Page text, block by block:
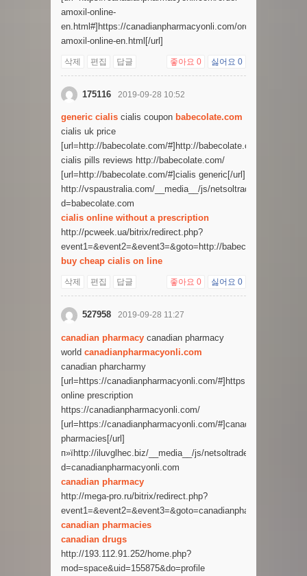
amoxil-online-
en.html#]https://canadianpharmacyonli.com/order-
amoxil-online-en.html[/url]
삭제 편집 답글 좋아요 0 싫어요 0
175116 2019-09-28 10:52
generic cialis cialis coupon babecolate.com
cialis uk price
[url=http://babecolate.com/#]http://babecolate.com/[/url]
cialis pills reviews http://babecolate.com/
[url=http://babecolate.com/#]cialis generic[/url]
http://vspaustralia.com/__media__/js/netsoltrademark.php?
d=babecolate.com
cialis online without a prescription
http://pcweek.ua/bitrix/redirect.php?
event1=&event2=&event3=&goto=http://babecolate.com/
buy cheap cialis on line
삭제 편집 답글 좋아요 0 싫어요 0
527958 2019-09-28 11:27
canadian pharmacy canadian pharmacy
world canadianpharmacyonli.com
canadian pharcharmy
[url=https://canadianpharmacyonli.com/#]https://
online prescription
https://canadianpharmacyonli.com/
[url=https://canadianpharmacyonli.com/#]canadian
pharmacies[/url]
п»їhttp://iluvglhec.biz/__media__/js/netsoltrademark.php?
d=canadianpharmacyonli.com
canadian pharmacy
http://mega-pro.ru/bitrix/redirect.php?
event1=&event2=&event3=&goto=canadianpharmacyonli.com
canadian pharmacies
canadian drugs
http://193.112.91.252/home.php?
mod=space&uid=155875&do=profile